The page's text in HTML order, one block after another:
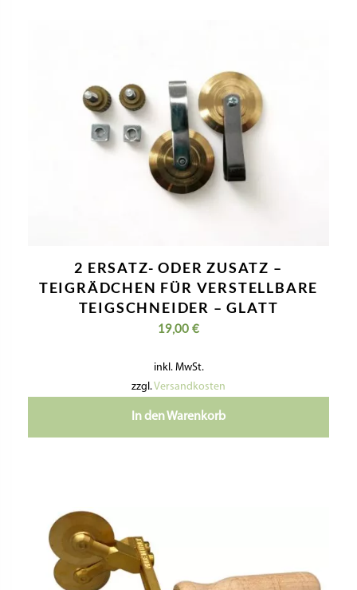
2 ERSATZ- ODER ZUSATZ –
TEIGRÄDCHEN FÜR VERSTELLBARE
TEIGSCHNEIDER – GLATT
19,00 €
inkl. MwSt.
zzgl.Versandkosten
In den Warenkorb